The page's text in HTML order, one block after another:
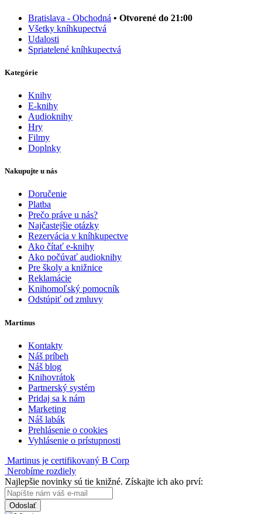
Bratislava - Obchodná • Otvorené do 21:00
Všetky kníhkupectvá
Udalosti
Spriatelené kníhkupectvá
Kategórie
Knihy
E-knihy
Audioknihy
Hry
Filmy
Doplnky
Nakupujte u nás
Doručenie
Platba
Prečo práve u nás?
Najčastejšie otázky
Rezervácia v kníhkupectve
Ako čítať e-knihy
Ako počúvať audioknihy
Pre školy a knižnice
Reklamácie
Knihomoľský pomocník
Odstúpiť od zmluvy
Martinus
Kontakty
Náš príbeh
Náš blog
Knihovrátok
Partnerský systém
Pridaj sa k nám
Marketing
Náš labák
Prehlásenie o cookies
Vyhlásenie o prístupnosti
Martinus je certifikovaný B Corp
Nerobíme rozdiely
Najlepšie novinky sú tie knižné. Získajte ich ako prví:
Odoslať